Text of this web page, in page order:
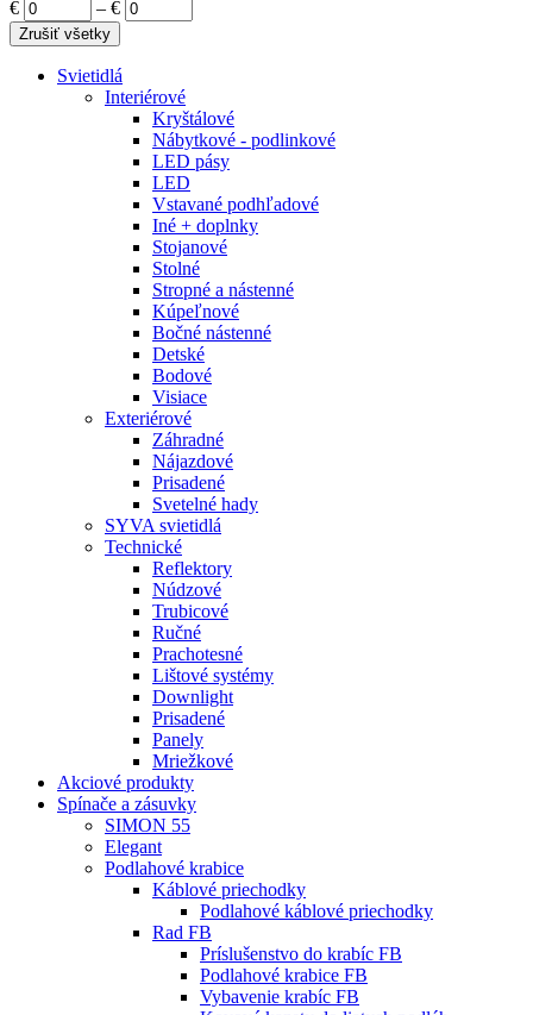
€
– €
Svietidlá
Interiérové
Kryštálové
Nábytkové - podlinkové
LED pásy
LED
Vstavané podhľadové
Iné + doplnky
Stojanové
Stolné
Stropné a nástenné
Kúpeľnové
Bočné nástenné
Detské
Bodové
Visiace
Exteriérové
Záhradné
Nájazdové
Prisadené
Svetelné hady
SYVA svietidlá
Technické
Reflektory
Núdzové
Trubicové
Ručné
Prachotesné
Lištové systémy
Downlight
Prisadené
Panely
Mriežkové
Akciové produkty
Spínače a zásuvky
SIMON 55
Elegant
Podlahové krabice
Káblové priechodky
Podlahové káblové priechodky
Rad FB
Príslušenstvo do krabíc FB
Podlahové krabice FB
Vybavenie krabíc FB